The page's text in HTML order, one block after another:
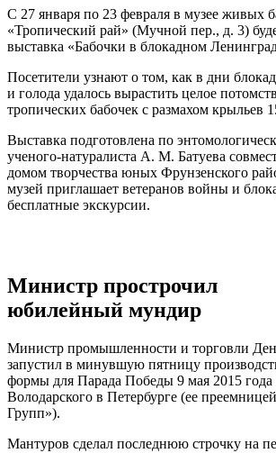
С 27 января по 23 февраля в музее живых
«Тропический рай» (Мучной пер., д. 3)
выставка «Бабочки в блокадном
Посетители узнают о том, как в дни
и голода удалось вырастить целое
тропических бабочек с размахом крыльев
Выставка подготовлена по
ученого-натуралиста А. М. Батуева
домом творчества юных Фрунзенского
музей приглашает ветеранов войны и
бесплатные экскурсии.
Министр прострочил
юбилейный мундир
Министр промышленности и торговли
запустил в минувшую пятницу
формы для Парада Победы 9 мая 2015
Володарского в Петербурге (ее
Групп»).
Мантуров сделал последнюю строчку на